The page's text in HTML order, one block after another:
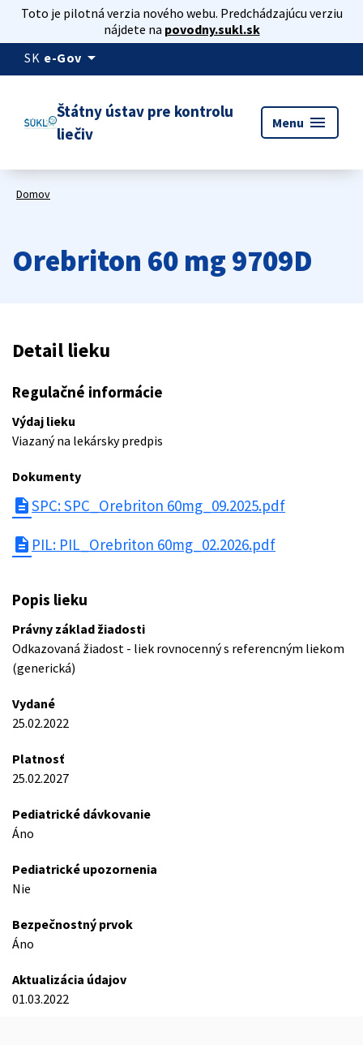
Toto je pilotná verzia nového webu. Predchádzajúcu verziu
nájdete na povodny.sukl.sk
SK e-Gov arrow_drop_down
Štátny ústav pre kontrolu
liečiv
Menu menu
Domov
Orebriton 60 mg 9709D
Detail lieku
Regulačné informácie
Výdaj lieku
Viazaný na lekársky predpis
Dokumenty
descriptionSPC: SPC_Orebriton 60mg_09.2025.pdf
description PIL: PIL_Orebriton 60mg_02.2026.pdf
Popis lieku
Právny základ žiadosti
Odkazovaná žiadost - liek rovnocenný s referencným liekom
(generická)
Vydané
25.02.2022
Platnosť
25.02.2027
Pediatrické dávkovanie
Áno
Pediatrické upozornenia
Nie
Bezpečnostný prvok
Áno
Aktualizácia údajov
01.03.2022